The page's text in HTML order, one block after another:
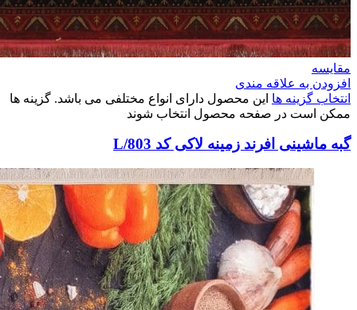
مقایسه
افزودن به علاقه مندی
انتخاب گزینه ها این محصول دارای انواع مختلفی می باشد. گزینه ها
ممکن است در صفحه محصول انتخاب شوند
گبه ماشینی افرند زمینه لاکی کد L/803